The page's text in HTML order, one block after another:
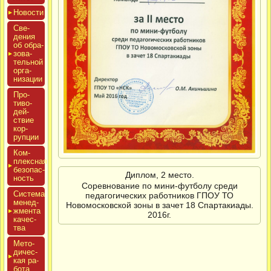
Новос­ти
Све­
дения
об об­ра­
зова­
тель­ной
ор­га­
низа­ции
Про­
тиво­
дей­
ствие
кор­
рупции
Ком­
плексная
бе­зопас­
ность
Сис­те­ма
ме­нед­
жмен­та
ка­чес­
тва
Мето­
дичес­
кая ра­
бота
Диплом, 2 место.
Соревнование по мини-футболу среди
педагогических работников ГПОУ ТО
Новомосковской зоны в зачет 18 Спартакиады.
2016г.